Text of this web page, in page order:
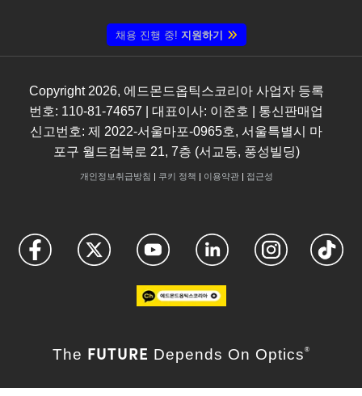
채용 진행 중! 지원하기
Copyright 2026, 에드몬드옵틱스코리아 사업자 등록
번호: 110-81-74657 | 대표이사: 이준호 | 통신판매업
신고번호: 제 2022-서울마포-0965호, 서울특별시 마
포구 월드컵북로 21, 7층 (서교동, 풍성빌딩)
개인정보취급방침 | 쿠키 정책 | 이용약관| 접근성
The FUTURE Depends On Optics ®